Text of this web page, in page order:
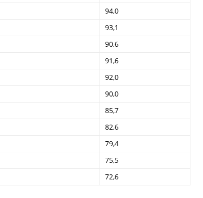
94,0
93,1
90,6
91,6
92,0
90,0
85,7
82,6
79,4
75,5
72,6